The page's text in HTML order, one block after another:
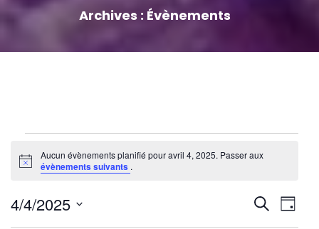
Archives : Évènements
for
avril
4,
2025
Notice
Aucun évènements planifié pour avril 4, 2025. Passer aux
évènements suivants .
Recherche
Jour
4/4/2025
Sélectionnez